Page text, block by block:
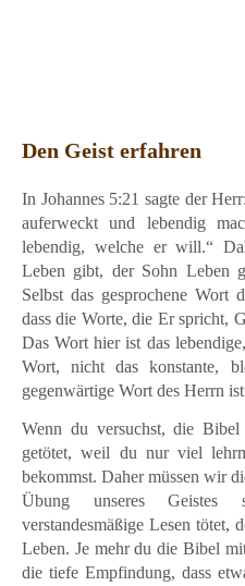
Den Geist erfahren
In Johannes 5:21 sagte der
auferweckt und lebendig
lebendig, welche er will.“
Leben gibt, der Sohn Leben
Selbst das gesprochene Wort
dass die Worte, die Er spricht,
Das Wort hier ist das
Wort, nicht das konstante,
gegenwärtige Wort des Herrn
Wenn du versuchst, die
getötet, weil du nur viel
bekommst. Daher müssen wir
Übung unseres Geistes
verstandesmäßige Lesen tötet,
Leben. Je mehr du die Bibel
die tiefe Empfindung, dass